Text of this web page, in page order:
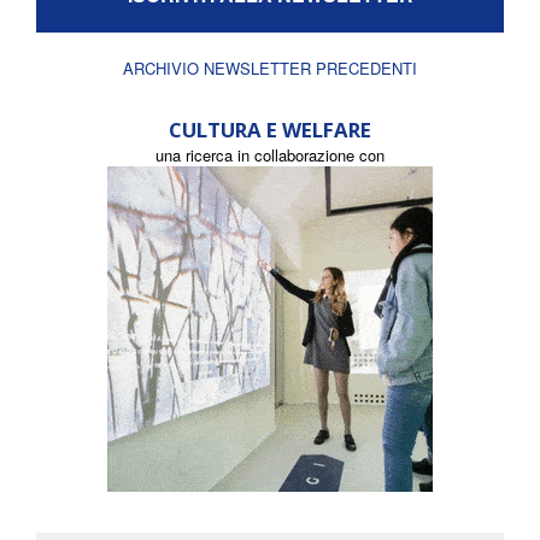
ARCHIVIO NEWSLETTER PRECEDENTI
CULTURA E WELFARE
una ricerca in collaborazione con